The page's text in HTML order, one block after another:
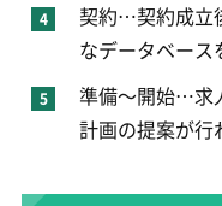
契約…契約成立
なデータベース
準備～開始…求
計画の提案が行